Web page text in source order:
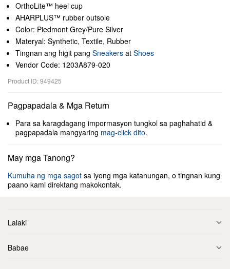
OrthoLite™ heel cup
AHARPLUS™ rubber outsole
Color: Piedmont Grey/Pure Silver
Materyal: Synthetic, Textile, Rubber
Tingnan ang higit pang Sneakers at Shoes
Vendor Code: 1203A879-020
Product ID: 949425
Pagpapadala & Mga Return
Para sa karagdagang impormasyon tungkol sa paghahatid &
pagpapadala mangyaring mag-click dito.
May mga Tanong?
Kumuha ng mga sagot sa iyong mga katanungan, o tingnan kung
paano kami direktang makokontak.
Lalaki
Babae